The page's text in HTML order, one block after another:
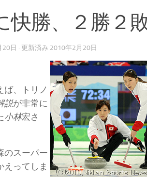
快勝、２勝２
20日 · 更新済み 2010年2月20日
ば、トリノ
説が非常に
小林宏さ
のスーパー
えってしま